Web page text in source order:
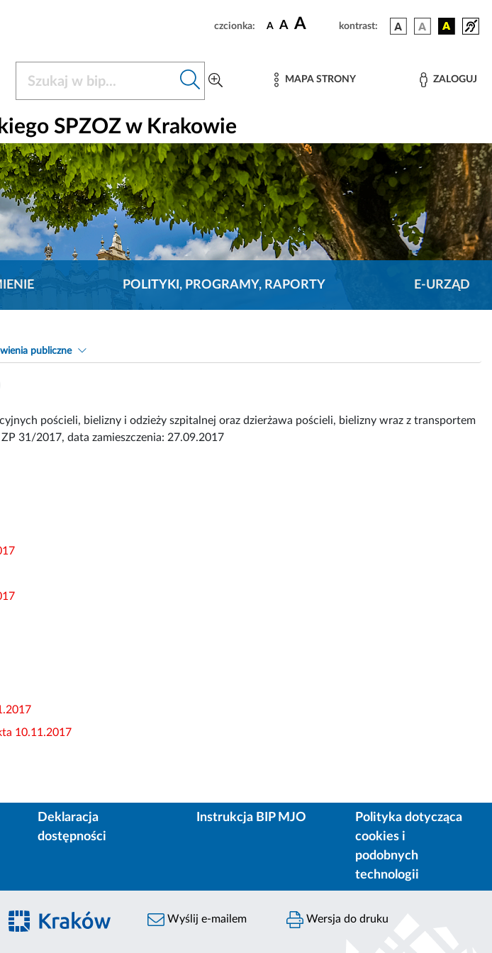
czcionka: A A A kontrast:
MAPA STRONY ZALOGUJ
SPZOZ w Krakowie
POLITYKI, PROGRAMY, RAPORTY E-URZĄD
publiczne
pościeli, bielizny i odzieży szpitalnej oraz dzierżawa pościeli, bielizny wraz z transportem
31/2017, data zamieszczenia: 27.09.2017
10.11.2017
Deklaracja
dostępności
Instrukcja BIP MJO
Polityka dotycząca
cookies i
podobnych
technologii
Wyślij e-mailem Wersja do druku